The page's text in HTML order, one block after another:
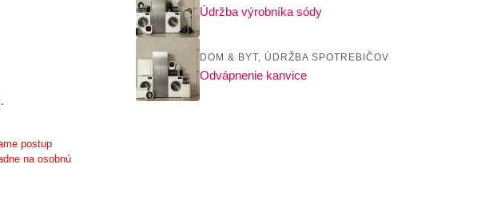
postup
na osobnú
Údržba výrobníka sódy
DOM & BYT, ÚDRŽBA SPOTREBIČOV
Odvápnenie kanvice